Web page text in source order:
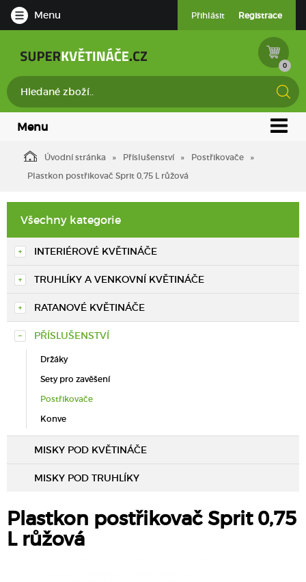
Menu Přihlásit Registrace
0
Menu
Úvodní stránka Příslušenství
Postřikovače
Plastkon postřikovač Sprit 0,75 L růžová
Všechny kategorie
INTERIÉROVÉ KVĚTINÁČE
TRUHLÍKY A VENKOVNÍ KVĚTINÁČE
RATANOVÉ KVĚTINÁČE
PŘÍSLUŠENSTVÍ
Držáky
Sety pro zavěšení
Postřikovače
Konve
MISKY POD KVĚTINÁČE
MISKY POD TRUHLÍKY
Plastkon postřikovač Sprit 0,75
L růžová